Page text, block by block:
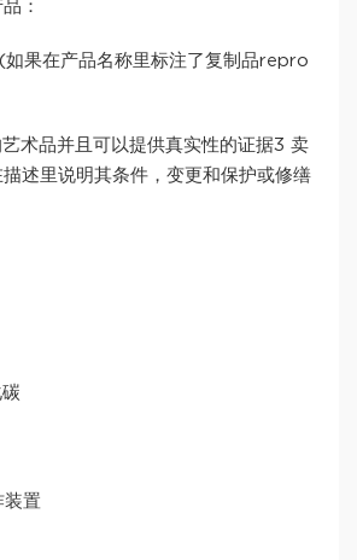
：
如果在产品名称里标注了复制品repro
术品并且可以提供真实性的证据3 卖
述里说明其条件，变更和保护或修缮
置